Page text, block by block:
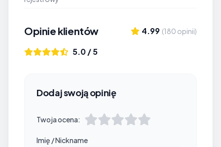
Opinie klientów 4.99 (180 opinii)
5.0 / 5
Dodaj swoją opinię
Twoja ocena:
Imię / Nickname